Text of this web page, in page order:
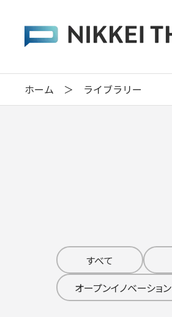
ホーム ＞ ライブラリー
すべて
オープンイノベーション